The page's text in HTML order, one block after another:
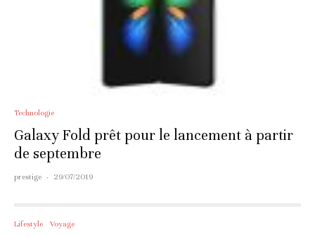
Technologie
Galaxy Fold prêt pour le lancement à partir
de septembre
prestige · 29/07/2019
Lifestyle Voyage